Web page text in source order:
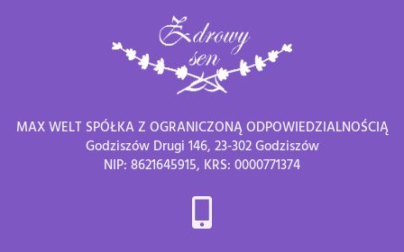
MAX WELT SPÓŁKA Z OGRANICZONĄ ODPOWIEDZIALNOŚCIĄ
Godziszów Drugi 146, 23-302 Godziszów
NIP: 8621645915, KRS: 0000771374